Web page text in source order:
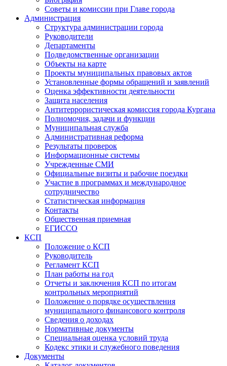
Советы и комиссии при Главе города
Администрация
Структура администрации города
Руководители
Департаменты
Подведомственные организации
Объекты на карте
Проекты муниципальных правовых актов
Установленные формы обращений и заявлений
Оценка эффективности деятельности
Защита населения
Антитеррористическая комиссия города Кургана
Полномочия, задачи и функции
Муниципальная служба
Административная реформа
Результаты проверок
Информационные системы
Учрежденные СМИ
Официальные визиты и рабочие поездки
Участие в программах и международное
сотрудничество
Статистическая информация
Контакты
Общественная приемная
ЕГИССО
КСП
Положение о КСП
Руководитель
Регламент КСП
План работы на год
Отчеты и заключения КСП по итогам
контрольных мероприятий
Положение о порядке осуществления
муниципального финансового контроля
Сведения о доходах
Нормативные документы
Специальная оценка условий труда
Кодекс этики и служебного поведения
Документы